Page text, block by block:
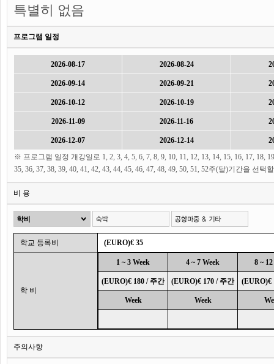
특별히 없음
프로그램 일정
2026-08-17 2026-08-24
2026-09-14 2026-09-21
2026-10-12 2026-10-19
2026-11-09 2026-11-16
2026-12-07 2026-12-14
※ 프로그램 일정 개강일로 1, 2, 3, 4, 5, 6, 7, 8, 9, 10, 11, 12, 13, 14, 15, 16, 17, 18,
35, 36, 37, 38, 39, 40, 41, 42, 43, 44, 45, 46, 47, 48, 49, 50, 51, 52주(달)기간을 선택
비 용
학교 등록비 (EURO)€ 35
학 비
1 ~ 3 Week 4 ~ 7 Week 8 ~
(EURO)€ 180 / 주간 (EURO)€ 170 / 주간 (EURO)€
Week Week
주의사항